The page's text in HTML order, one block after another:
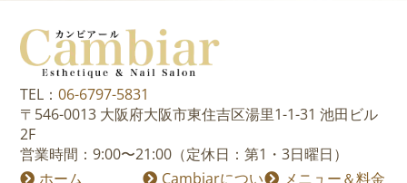
TEL：06-6797-5831
〒546-0013 大阪府大阪市東住吉区湯里1-1-31 池田ビル
2F
営業時間：9:00〜21:00（定休日：第1・3日曜日）
ホーム
Cambiarについ メニュー＆料金